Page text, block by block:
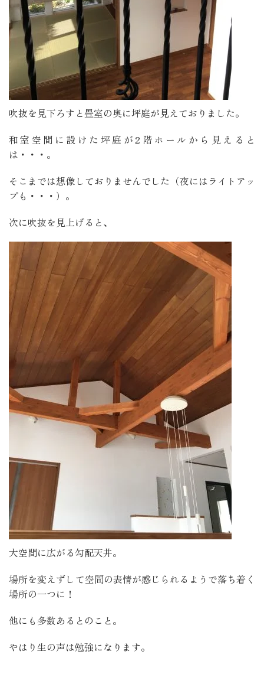
吹抜を見下ろすと畳室の奥に坪庭が見えておりました。
和室空間に設けた坪庭が2階ホールから見えると
は・・・。
そこまでは想像しておりませんでした（夜にはライトアッ
プも・・・）。
次に吹抜を見上げると、
大空間に広がる勾配天井。
場所を変えずして空間の表情が感じられるようで落ち着く
場所の一つに！
他にも多数あるとのこと。
やはり生の声は勉強になります。